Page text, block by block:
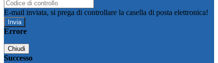
E-mail inviata, si prega di controllare la casella di posta elettronica!
Errore
Chiudi
Successo